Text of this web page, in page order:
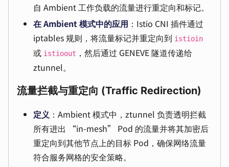
自 Ambient 工作负载的流量进行重定向和标记。
在 Ambient 模式中的应用 ：Istio CNI 插件通过
iptables 规则，将流量标记并重定向到 istioin
或 istioout ，然后通过 GENEVE 隧道传递给
ztunnel。
流量拦截与重定向 (Traffic Redirection)
定义 ：Ambient 模式中，ztunnel 负责透明拦截
所有进出 “in-mesh” Pod 的流量并将其加密后
重定向到其他节点上的目标 Pod，确保网络流量
符合服务网格的安全策略。